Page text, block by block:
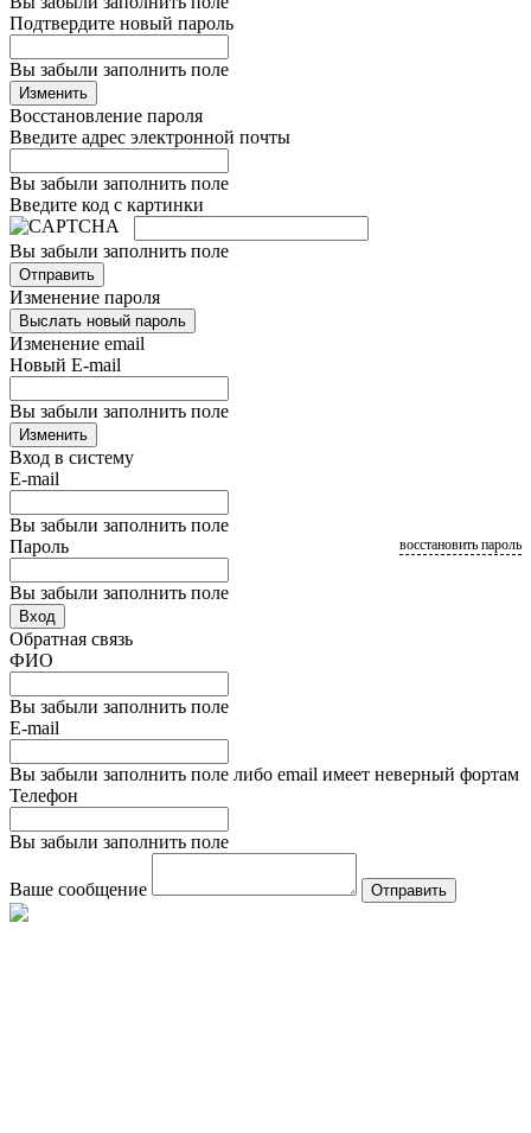
Подтвердите новый пароль
Вы забыли заполнить поле
Изменить
Восстановление пароля
Введите адрес электронной почты
Вы забыли заполнить поле
Введите код с картинки
Вы забыли заполнить поле
Отправить
Изменение пароля
Выслать новый пароль
Изменение email
Новый E-mail
Вы забыли заполнить поле
Изменить
Вход в систему
E-mail
Вы забыли заполнить поле
Пароль
Вы забыли заполнить поле
восстановить пароль
Вход
Обратная связь
ФИО
Вы забыли заполнить поле
E-mail
Вы забыли заполнить поле либо email имеет неверный фортам
Телефон
Вы забыли заполнить поле
Ваше сообщение Отправить